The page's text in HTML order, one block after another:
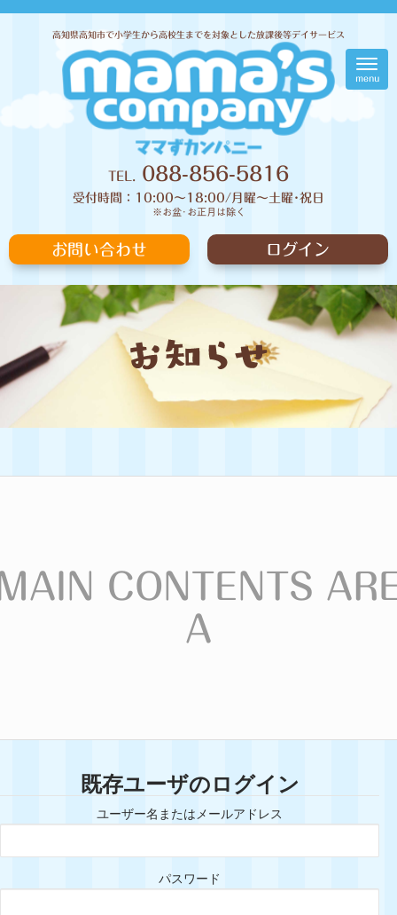
N
a
v
menu
高知県高知市で小学生から高校生までを対象とした放課後等デイサービス
TEL. 088-856-5816
受付時間：10:00〜18:00/月曜〜土曜･祝日
※お盆･お正月は除く
お問い合わせ ログイン
CONTENTS
A
既存ユーザのログイン
ユーザー名またはメールアドレス
パスワード